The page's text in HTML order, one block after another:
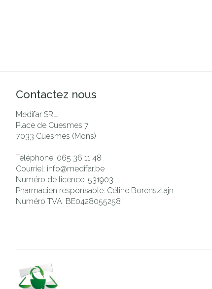
Contactez nous
Medifar SRL
Place de Cuesmes 7
7033 Cuesmes (Mons)
Téléphone: 065 36 11 48
Courriel: info@medifar.be
Numéro de licence: 531903
Pharmacien responsable: Céline Borensztajn
Numéro TVA: BE0428055258